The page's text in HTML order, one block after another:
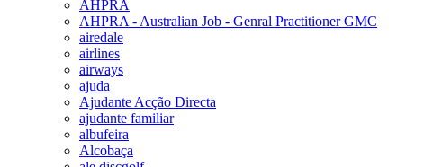
AHPRA
AHPRA - Australian Job - Genral Practitioner GMC
airedale
airlines
airways
ajuda
Ajudante Acção Directa
ajudante familiar
albufeira
Alcobaça